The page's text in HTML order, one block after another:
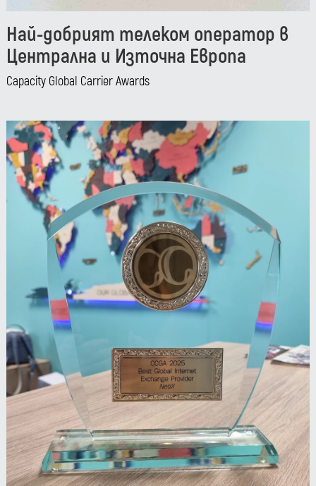
Най-добрият телеком оператор в
Централна и Източна Европа
Capacity Global Carrier Awards